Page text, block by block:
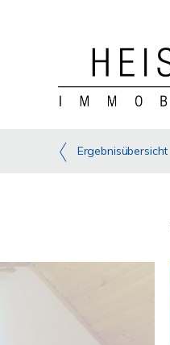
Ergebnisübersicht